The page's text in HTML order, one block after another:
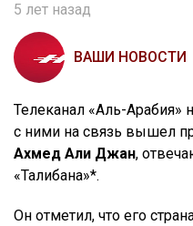
5 лет назад
ВАШИ НОВОСТИ
Телеканал «Аль-Арабия»
с ними на связь вышел
Ахмед Али Джан,
«Талибана»*.
Он отметил, что его